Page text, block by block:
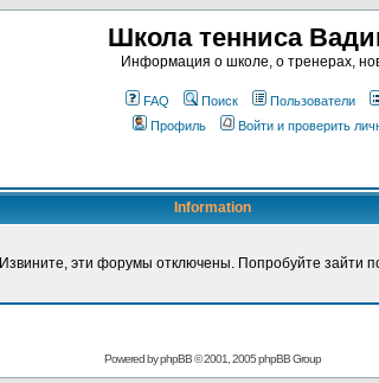
Школа тенниса
Информация о школе, о тренерах,
FAQ Поиск Пользователи
Профиль
Войти и проверить
Information
Извините, эти форумы отключены. Попробуйте зайти
Powered byphpBB© 2001, 2005 phpBB Group